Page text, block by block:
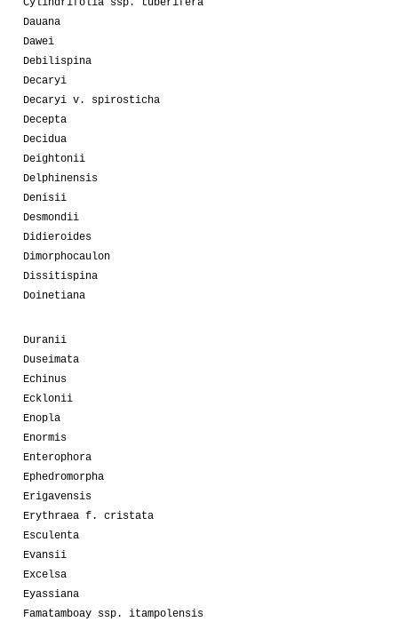
Dauana
Dawei
Debilispina
Decaryi
Decaryi v. spirosticha
Decepta
Decidua
Deightonii
Delphinensis
Denisii
Desmondii
Didieroides
Dimorphocaulon
Dissitispina
Doinetiana
Duranii
Duseimata
Echinus
Ecklonii
Enopla
Enormis
Enterophora
Ephedromorpha
Erigavensis
Erythraea f. cristata
Esculenta
Evansii
Excelsa
Eyassiana
Famatamboay ssp. itampolensis